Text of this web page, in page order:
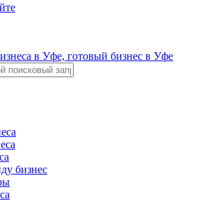
в Уфе, готовый бизнес в Уфе
бизнес